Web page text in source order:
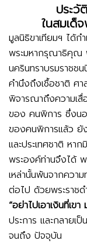
ประวั
ในสมเด็
มูลนิธิขาเทียมฯ ได้
พระมหากรุณาธิคุณ
นครินทราบรมราชช
คำนึงถึงเชื้อชาติ ศา
พิจารณาถึงความเ
ของ คนพิการ ซึ่งนอ
ของคนพิการแล้ว ยั
และประเทศชาติ หาก
พระองค์ท่านจึงได้ พ
เหล่านั้นพ้นจากคว
ต่อไป ด้วยพระราชด
“อย่าไปเอาเงินที่เขา
ประการ และกลายเ
จนถึง ปัจจุบัน